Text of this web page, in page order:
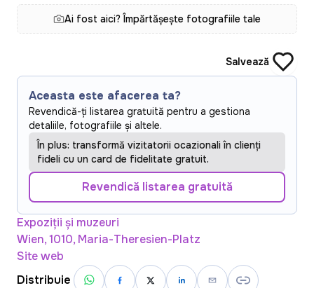
Ai fost aici? Împărtășește fotografiile tale
Salvează
Aceasta este afacerea ta?
Revendică-ți listarea gratuită pentru a gestiona
detaliile, fotografiile și altele.
În plus: transformă vizitatorii ocazionali în clienți
fideli cu un card de fidelitate gratuit.
Revendică listarea gratuită
Expoziții și muzeuri
Wien, 1010, Maria-Theresien-Platz
Site web
Distribuie